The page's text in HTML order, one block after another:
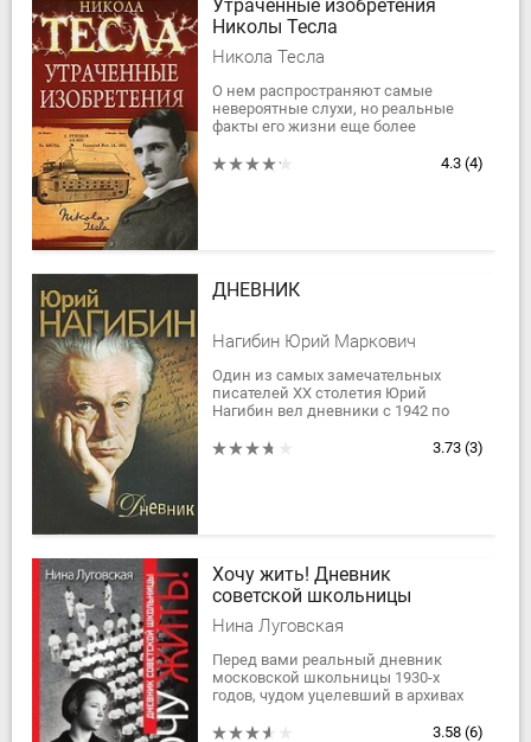
Утраченные изобретения
Николы Тесла
Никола Тесла
О нем распространяют самые
невероятные слухи, но реальные
факты его жизни еще более
высшей почести, доступной для4.3 (4)
ДНЕВНИК
Нагибин Юрий Маркович
Один из самых замечательных
писателей XX столетия Юрий
Нагибин вел дневники с 1942 по
писатель лично отдал дневники в
3.73 (3)
Хочу жить! Дневник
советской школьницы
Нина Луговская
Перед вами реальный дневник
московской школьницы 1930-х
годов, чудом уцелевший в архивах
девочка писала в дневнике то, что
3.58 (6)